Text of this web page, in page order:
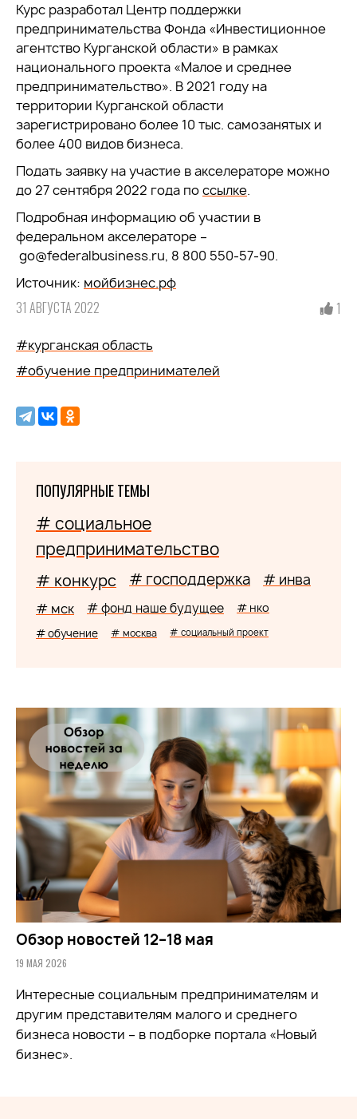
Курс разработал Центр поддержки
предпринимательства Фонда «Инвестиционное
агентство Курганской области» в рамках
национального проекта «Малое и среднее
предпринимательство». В 2021 году на
территории Курганской области
зарегистрировано более 10 тыс. самозанятых и
более 400 видов бизнеса.
Подать заявку на участие в акселераторе можно
до 27 сентября 2022 года поссылке.
Подробная информацию об участии в
федеральном акселераторе –
go@federalbusiness.ru, 8 800 550-57-90.
Источник: мойбизнес.рф
31 АВГУСТА 2022 1
#курганская область
#обучение предпринимателей
ПОПУЛЯРНЫЕ ТЕМЫ
# социальное
предпринимательство
# конкурс # господдержка # инва
# мск # фонд наше будущее # нко
# обучение # москва # социальный проект
Обзор новостей 12–18 мая
19 МАЯ 2026
Интересные социальным предпринимателям и
другим представителям малого и среднего
бизнеса новости – в подборке портала «Новый
бизнес».